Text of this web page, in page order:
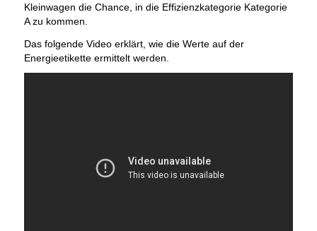
Kleinwagen die Chance, in die Effizienzkategorie Kategorie
A zu kommen.
Das folgende Video erklärt, wie die Werte auf der
Energieetikette ermittelt werden.